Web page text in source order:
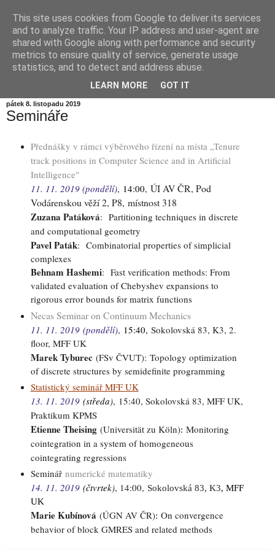
Informační zátiší
Blog Ústavu informatiky Akademie věd České republiky,
pátek 8. listopadu 2019
Semináře
Přednášky v rámci výběrového řízení na místa „Tenure
track positions in Computer Science and in Artificial
Intelligence"
11. 11. 2019 (pondělí), 14:00, ÚI AV ČR, Pod
Vodárenskou věží 2, P8, místnost 318
Zuzana Patáková: Partitioning techniques in discrete
and computational geometry
Pavel Paták: Combinatorial properties of simplicial
complexes
Behnam Hashemi: Fast verification methods: From
validated evaluation of Chebyshev expansions to
rigorous error bounds for matrix functions
Necas Seminar on Continuum Mechanics
11. 11. 2019 (pondělí), 15:40, Sokolovská 83, K3, 2.
floor, MFF UK
Marek Tyburec(FSv ČVUT): Topology optimization
of discrete structures by semidefinite programming
Statistický seminář MFF UK
13. 11. 2019(středa), 15:40, Sokolovská 83, MFF UK,
Praktikum KPMS
Etienne Theising (Universität zu Köln): Monitoring
cointegration in a system of homogeneous
cointegrating regressions
Seminář numerické matematiky
14. 11. 2019(čtvrtek), 14:00, Sokolovská 83, K3, MFF
UK
Marie Kubínová (ÚGN AV ČR): On convergence
behavior of block GMRES and related methods
This site uses cookies from Google to deliver its services
and to analyze traffic. Your IP address and user-agent are
shared with Google along with performance and security
metrics to ensure quality of service, generate usage
statistics, and to detect and address abuse.
LEARN MORE GOT IT